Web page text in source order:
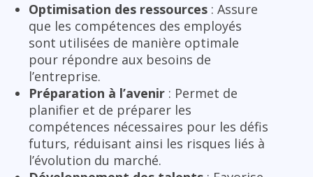
Optimisation des ressources : Assure
que les compétences des employés
sont utilisées de manière optimale
pour répondre aux besoins de
l’entreprise.
Préparation à l’avenir : Permet de
planifier et de préparer les
compétences nécessaires pour les défis
futurs, réduisant ainsi les risques liés à
l’évolution du marché.